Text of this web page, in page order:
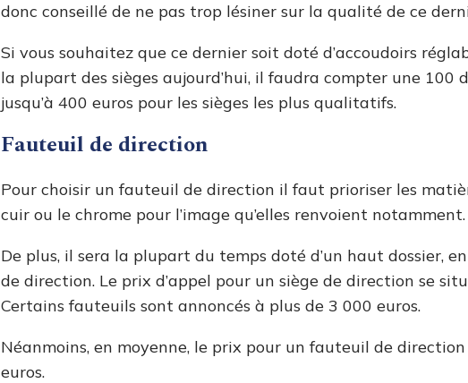
donc conseillé de ne pas trop lésiner sur la qualité de ce
Si vous souhaitez que ce dernier soit doté d’accoudoirs
la plupart des sièges aujourd’hui, il faudra compter une 100
jusqu’à 400 euros pour les sièges les plus qualitatifs.
Fauteuil de direction
Pour choisir un fauteuil de direction il faut prioriser les
cuir ou le chrome pour l’image qu’elles renvoient notamment.
De plus, il sera la plupart du temps doté d’un haut dossier,
de direction. Le prix d’appel pour un siège de direction se
Certains fauteuils sont annoncés à plus de 3 000 euros.
Néanmoins, en moyenne, le prix pour un fauteuil de
euros.